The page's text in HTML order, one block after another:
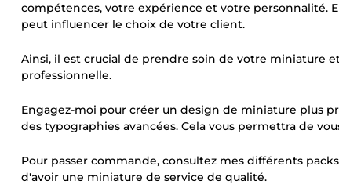
compétences, votre expérience et votre personnalité.
peut influencer le choix de votre client.
Ainsi, il est crucial de prendre soin de votre miniature
professionnelle.
Engagez-moi pour créer un design de miniature plus
des typographies avancées. Cela vous permettra de
Pour passer commande, consultez mes différents
d'avoir une miniature de service de qualité.